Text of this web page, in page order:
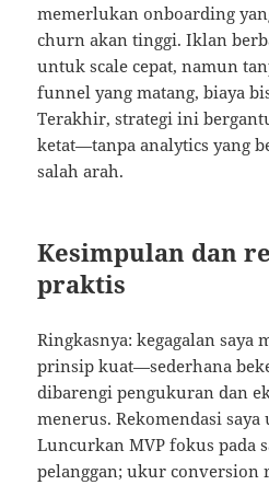
memerlukan onboarding
churn akan tinggi. Iklan
untuk scale cepat, namun
funnel yang matang, biaya
Terakhir, strategi ini
ketat—tanpa analytics yang
salah arah.
Kesimpulan dan
praktis
Ringkasnya: kegagalan saya
prinsip kuat—sederhana
dibarengi pengukuran dan
menerus. Rekomendasi
Luncurkan MVP fokus pada
pelanggan; ukur conversion